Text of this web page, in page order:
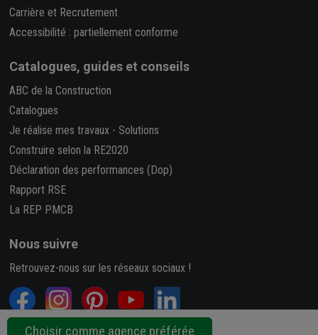
Choisir comme agence préférée
Carrière et Recrutement
Accessibilité : partiellement conforme
Catalogues, guides et conseils
ABC de la Construction
Catalogues
Je réalise mes travaux - Solutions
Construire selon la RE2020
Déclaration des performances (Dop)
Rapport RSE
La REP PMCB
Nous suivre
Retrouvez-nous sur les réseaux sociaux !